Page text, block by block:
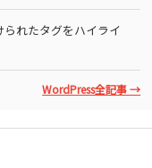
れたタグをハイライ
WordPress全記事 →